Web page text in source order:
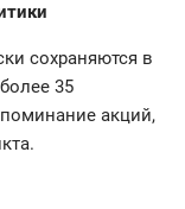
сохраняются в
35
акций,